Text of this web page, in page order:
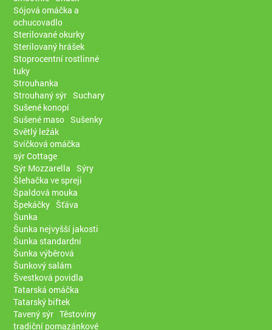
Sójová omáčka a
ochucovadlo
Sterilované okurky
Sterilovaný hrášek
Stoprocentní rostlinné
tuky
Strouhanka
Strouhaný sýr Suchary
Sušené konopí
Sušené maso Sušenky
Světlý ležák
Svíčková omáčka
sýr Cottage
Sýr Mozzarella Sýry
Šlehačka ve spreji
Špaldová mouka
Špekáčky Šťáva
Šunka
Šunka nejvyšší jakosti
Šunka standardní
Šunka výběrová
Šunkový salám
Švestková povidla
Tatarská omáčka
Tatarský biftek
Tavený sýr Těstoviny
tradiční pomazánkové